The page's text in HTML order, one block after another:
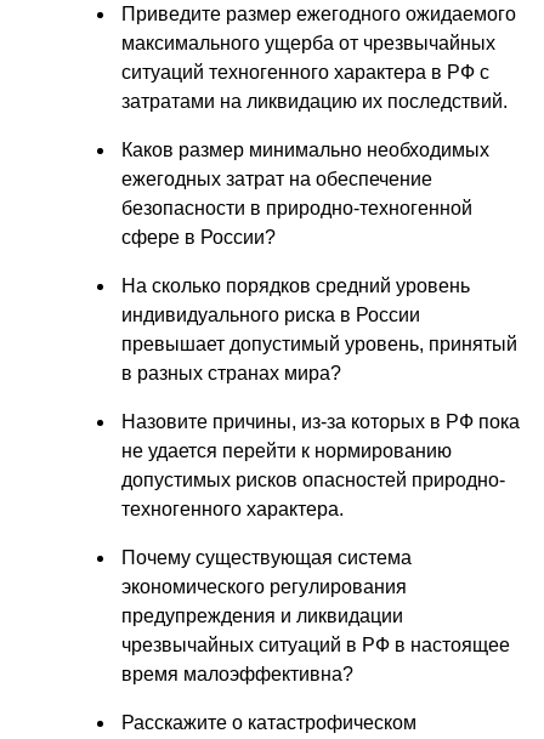
Приведите размер ежегодного ожидаемого
максимального ущерба от чрезвычайных
ситуаций техногенного характера в РФ с
затратами на ликвидацию их последствий.
Каков размер минимально необходимых
ежегодных затрат на обеспечение
безопасности в природно-техногенной
сфере в России?
На сколько порядков средний уровень
индивидуального риска в России
превышает допустимый уровень, принятый
в разных странах мира?
Назовите причины, из-за которых в РФ пока
не удается перейти к нормированию
допустимых рисков опасностей природно-
техногенного характера.
Почему существующая система
экономического регулирования
предупреждения и ликвидации
чрезвычайных ситуаций в РФ в настоящее
время малоэффективна?
Расскажите о катастрофическом